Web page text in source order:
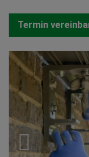
Termin